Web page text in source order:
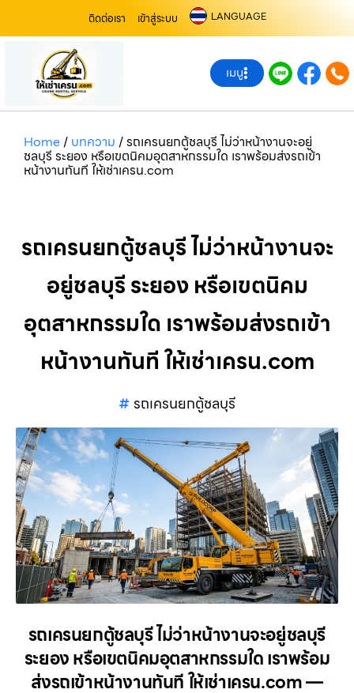
ติดต่อเรา เข้าสู่ระบบ LANGUAGE
เมนู
Home/ บทความ /รถเครนยกตู้ชลบุรี ไม่ว่าหน้างานจะอยู่
ชลบุรี ระยอง หรือเขตนิคมอุตสาหกรรมใด เราพร้อมส่งรถเข้า
หน้างานทันที ให้เช่าเครน.com
รถเครนยกตู้ชลบุรี ไม่ว่าหน้างานจะ
อยู่ชลบุรี ระยอง หรือเขตนิคม
อุตสาหกรรมใด เราพร้อมส่งรถเข้า
หน้างานทันที ให้เช่าเครน.com
รถเครนยกตู้ชลบุรี
รถเครนยกตู้ชลบุรี ไม่ว่าหน้างานจะอยู่ชลบุรี
ระยอง หรือเขตนิคมอุตสาหกรรมใด เราพร้อม
ส่งรถเข้าหน้างานทันที ให้เช่าเครน.com —